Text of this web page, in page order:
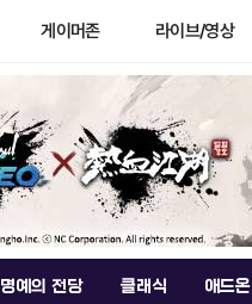
게이머존 라이브/영상
명예의 전당 클래식 애드온